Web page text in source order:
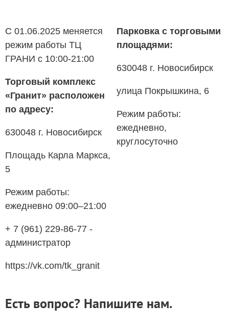
С 01.06.2025 меняется
режим работы ТЦ
ГРАНИ с 10:00-21:00
Торговый комплекс
«Гранит» расположен
по адресу:
630048 г. Новосибирск
Площадь Карла Маркса,
5
Режим работы:
ежедневно 09:00–21:00
+ 7 (961) 229-86-77 -
администратор
https://vk.com/tk_granit
Парковка с торговыми
площадями:
630048 г. Новосибирск
улица Покрышкина, 6
Режим работы:
ежедневно,
круглосуточно
Есть вопрос? Напишите нам.